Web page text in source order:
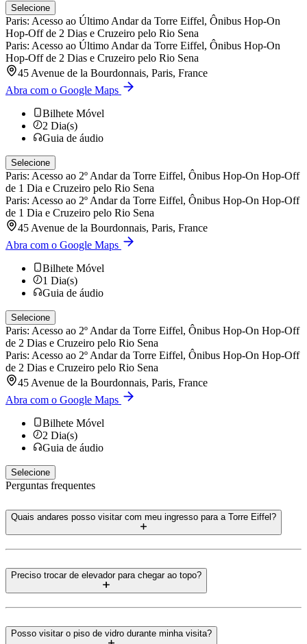
Selecione
Paris: Acesso ao Último Andar da Torre Eiffel, Ônibus Hop-On
Hop-Off de 2 Dias e Cruzeiro pelo Rio Sena
Paris: Acesso ao Último Andar da Torre Eiffel, Ônibus Hop-On
Hop-Off de 2 Dias e Cruzeiro pelo Rio Sena
45 Avenue de la Bourdonnais, Paris, France
Abra com o Google Maps
Bilhete Móvel
2 Dia(s)
Guia de áudio
Selecione
Paris: Acesso ao 2º Andar da Torre Eiffel, Ônibus Hop-On Hop-Off
de 1 Dia e Cruzeiro pelo Rio Sena
Paris: Acesso ao 2º Andar da Torre Eiffel, Ônibus Hop-On Hop-Off
de 1 Dia e Cruzeiro pelo Rio Sena
45 Avenue de la Bourdonnais, Paris, France
Abra com o Google Maps
Bilhete Móvel
1 Dia(s)
Guia de áudio
Selecione
Paris: Acesso ao 2º Andar da Torre Eiffel, Ônibus Hop-On Hop-Off
de 2 Dias e Cruzeiro pelo Rio Sena
Paris: Acesso ao 2º Andar da Torre Eiffel, Ônibus Hop-On Hop-Off
de 2 Dias e Cruzeiro pelo Rio Sena
45 Avenue de la Bourdonnais, Paris, France
Abra com o Google Maps
Bilhete Móvel
2 Dia(s)
Guia de áudio
Selecione
Perguntas frequentes
Quais andares posso visitar com meu ingresso para a Torre Eiffel?
Preciso trocar de elevador para chegar ao topo?
Posso visitar o piso de vidro durante minha visita?